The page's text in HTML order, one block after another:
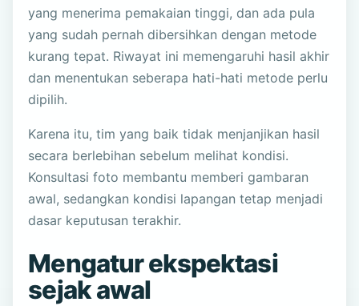
yang menerima pemakaian tinggi, dan ada pula
yang sudah pernah dibersihkan dengan metode
kurang tepat. Riwayat ini memengaruhi hasil akhir
dan menentukan seberapa hati-hati metode perlu
dipilih.
Karena itu, tim yang baik tidak menjanjikan hasil
secara berlebihan sebelum melihat kondisi.
Konsultasi foto membantu memberi gambaran
awal, sedangkan kondisi lapangan tetap menjadi
dasar keputusan terakhir.
Mengatur ekspektasi
sejak awal